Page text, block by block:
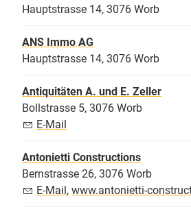
Hauptstrasse 14, 3076 Worb
ANS Immo AG
Hauptstrasse 14, 3076 Worb
Antiquitäten A. und E. Zeller
Bollstrasse 5, 3076 Worb
E-Mail
Antonietti Constructions
Bernstrasse 26, 3076 Worb
E-Mail, www.antonietti-